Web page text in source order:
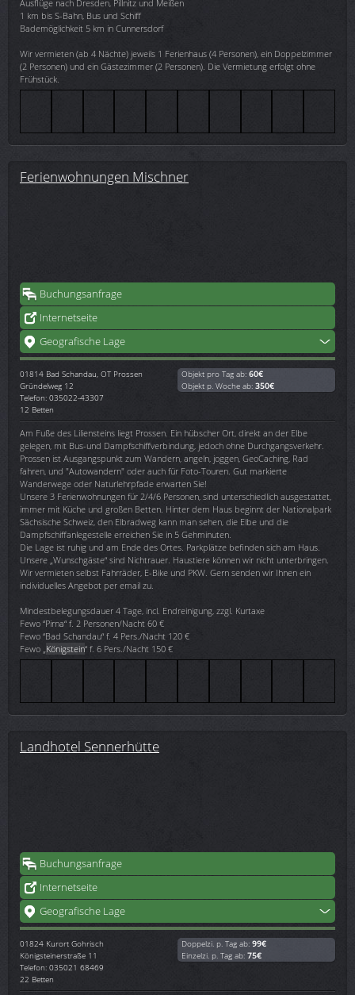
Ausflüge nach Dresden, Pillnitz und Meißen
1 km bis S-Bahn, Bus und Schiff
Bademöglichkeit 5 km in Cunnersdorf
Wir vermieten (ab 4 Nächte) jeweils 1 Ferienhaus (4 Personen), ein Doppelzimmer
(2 Personen) und ein Gästezimmer (2 Personen). Die Vermietung erfolgt ohne
Frühstück.
Ferienwohnungen Mischner
Buchungsanfrage
Internetseite
Geografische Lage
01814 Bad Schandau, OT Prossen
Gründelweg 12
Telefon: 035022-43307
12 Betten
Objekt pro Tag ab: 60€
Objekt p. Woche ab: 350€
Am Fuße des Liliensteins liegt Prossen. Ein hübscher Ort, direkt an der Elbe
gelegen, mit Bus-und Dampfschiffverbindung, jedoch ohne Durchgangsverkehr.
Prossen ist Ausgangspunkt zum Wandern, angeln, joggen, GeoCaching, Rad
fahren, und "Autowandern" oder auch für Foto-Touren. Gut markierte
Wanderwege oder Naturlehrpfade erwarten Sie!
Unsere 3 Ferienwohnungen für 2/4/6 Personen, sind unterschiedlich ausgestattet,
immer mit Küche und großen Betten. Hinter dem Haus beginnt der Nationalpark
Sächsische Schweiz, den Elbradweg kann man sehen, die Elbe und die
Dampfschiffanlegestelle erreichen Sie in 5 Gehminuten.
Die Lage ist ruhig und am Ende des Ortes. Parkplätze befinden sich am Haus.
Unsere „Wunschgäste“ sind Nichtrauer. Haustiere können wir nicht unterbringen.
Wir vermieten selbst Fahrräder, E-Bike und PKW. Gern senden wir Ihnen ein
individuelles Angebot per email zu.
Mindestbelegungsdauer 4 Tage, incl. Endreinigung, zzgl. Kurtaxe
Fewo “Pirna“ f. 2 Personen/Nacht 60 €
Fewo “Bad Schandau“ f. 4 Pers./Nacht 120 €
Fewo „ Königstein“ f. 6 Pers./Nacht 150 €
Landhotel Sennerhütte
Buchungsanfrage
Internetseite
Geografische Lage
01824 Kurort Gohrisch
Königsteinerstraße 11
Telefon: 035021 68469
22 Betten
Doppelzi. p. Tag ab: 99€
Einzelzi. p. Tag ab: 75€